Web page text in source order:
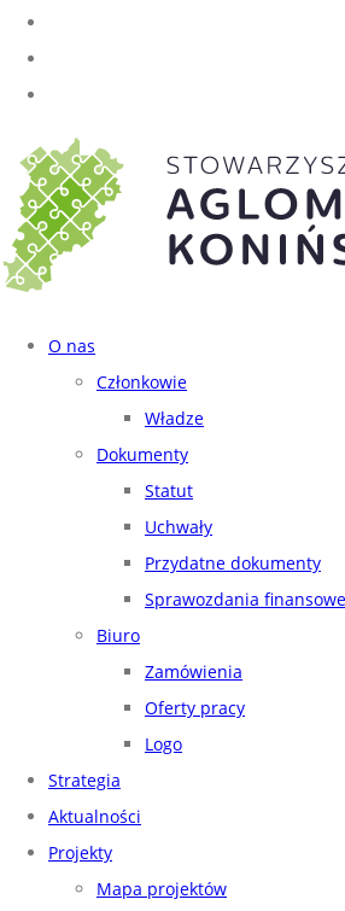
O nas
Członkowie
Władze
Dokumenty
Statut
Uchwały
Przydatne dokumenty
Sprawozdania finansowe
Biuro
Zamówienia
Oferty pracy
Logo
Strategia
Aktualności
Projekty
Mapa projektów